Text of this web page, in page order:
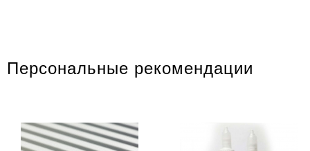
Персональные рекомендации